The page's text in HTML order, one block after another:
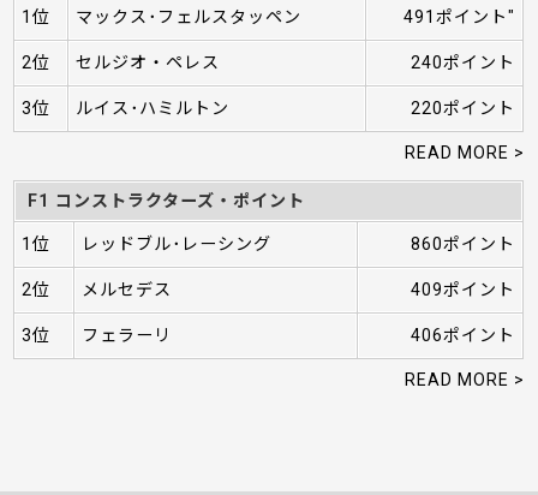
1位 マックス･フェルスタッペン 491ポイント"
2位 セルジオ・ペレス 240ポイント
3位 ルイス･ハミルトン 220ポイント
READ MORE >
F1 コンストラクターズ・ポイント
1位 レッドブル･レーシング 860ポイント
2位 メルセデス 409ポイント
3位 フェラーリ 406ポイント
READ MORE >